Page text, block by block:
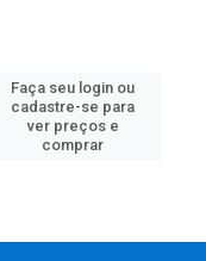
Faça seu login ou
cadastre-se para
ver preços e
comprar